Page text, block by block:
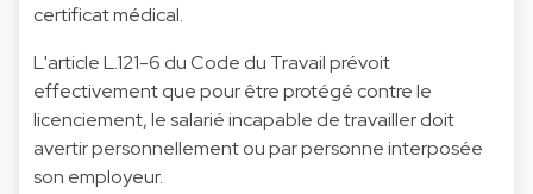
certificat médical.
L'article L.121-6 du Code du Travail prévoit
effectivement que pour être protégé contre le
licenciement, le salarié incapable de travailler doit
avertir personnellement ou par personne interposée
son employeur.